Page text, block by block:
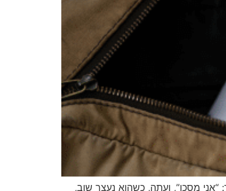
מסכן”, ועתה, כשהוא נעצר שוב,